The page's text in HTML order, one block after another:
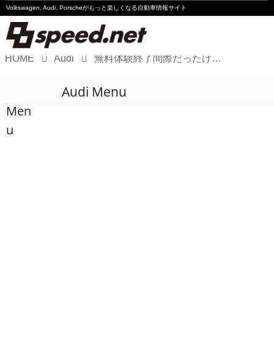
Volkswagen, Audi, Porscheがもっと楽しくなる自動車情報サイト
Audi
HOME Audi 無料体験終了間際だったけど…「Audi Q8 e-tron」で噂のアウディの急速充電を体験してみた！
Men
u
Audi Menu